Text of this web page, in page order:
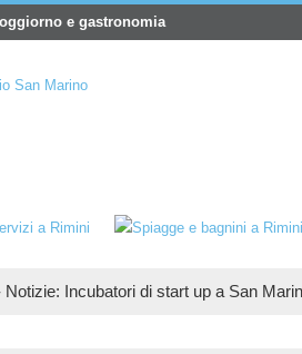
e gastronomia
:Incubatori di start up a San Marino